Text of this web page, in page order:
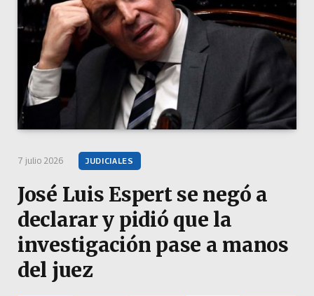
7 julio 2026 JUDICIALES
José Luis Espert se negó a
declarar y pidió que la
investigación pase a manos
del juez